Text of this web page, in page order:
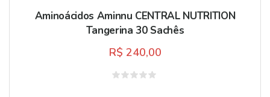
Aminoácidos Aminnu CENTRAL NUTRITION
Tangerina 30 Sachês
R$ 240,00